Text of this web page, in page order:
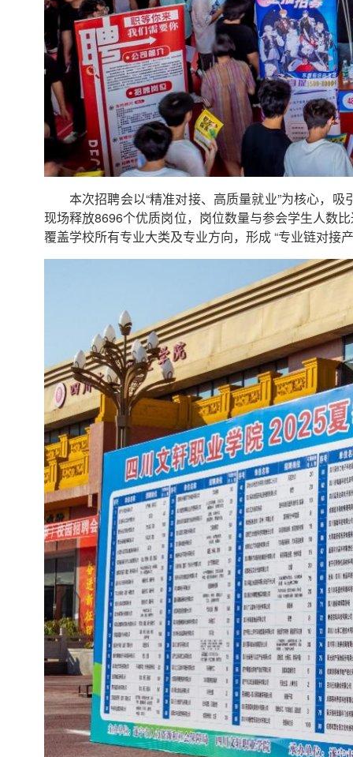
本次招聘会以“精准对接、高质量就业”为核心，
现场释放8696个优质岗位，岗位数量与参会学生人数
覆盖学校所有专业大类及专业方向，形成 “专业链对接